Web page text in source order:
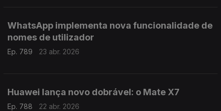
WhatsApp implementa nova funcionalidade de
nomes de utilizador
Ep. 789 23 abr. 2026
Huawei lança novo dobrável: o Mate X7
Ep. 788 22 abr. 2026